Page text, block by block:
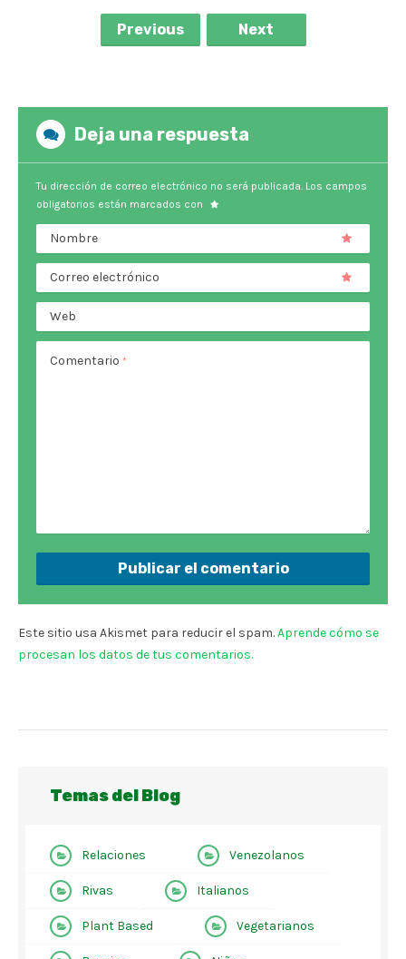
Previous Next
Deja una respuesta
Tu dirección de correo electrónico no será publicada. Los campos
obligatorios están marcados con
Nombre
Correo electrónico
Web
Comentario *
Este sitio usa Akismet para reducir el spam.Aprende cómo se
procesan los datos de tus comentarios.
Temas del Blog
Relaciones Venezolanos
Rivas Italianos
Plant Based Vegetarianos